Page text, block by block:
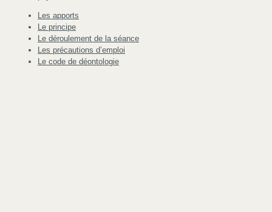
Les apports
Le principe
Le déroulement de la séance
Les précautions d’emploi
Le code de déontologie